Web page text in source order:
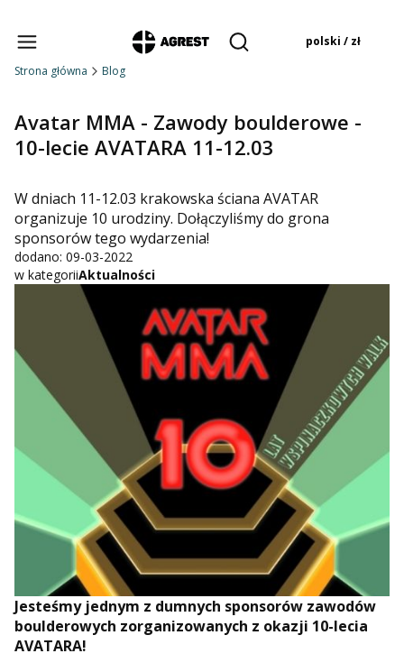
Otwórz wyszukiwarkę
Produkty w
polski / zł
Strona główna
Blog
Avatar MMA - Zawody boulderowe -
10-lecie AVATARA 11-12.03
W dniach 11-12.03 krakowska ściana AVATAR
organizuje 10 urodziny. Dołączyliśmy do grona
sponsorów tego wydarzenia!
dodano: 09-03-2022
w kategoriiAktualności
Jesteśmy jednym z dumnych sponsorów zawodów
boulderowych zorganizowanych z okazji 10-lecia
AVATARA!